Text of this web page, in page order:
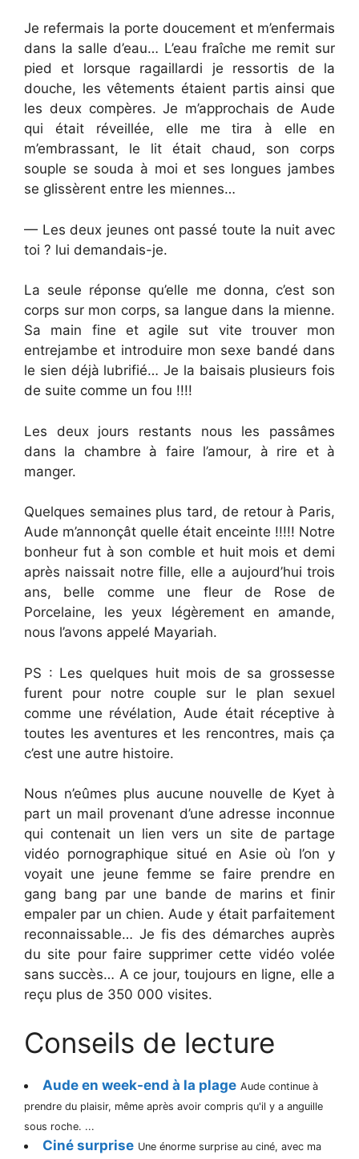
Je refermais la porte doucement et m’enfermais
dans la salle d’eau… L’eau fraîche me remit sur
pied et lorsque ragaillardi je ressortis de la
douche, les vêtements étaient partis ainsi que
les deux compères. Je m’approchais de Aude
qui était réveillée, elle me tira à elle en
m’embrassant, le lit était chaud, son corps
souple se souda à moi et ses longues jambes
se glissèrent entre les miennes…
— Les deux jeunes ont passé toute la nuit avec
toi ? lui demandais-je.
La seule réponse qu’elle me donna, c’est son
corps sur mon corps, sa langue dans la mienne.
Sa main fine et agile sut vite trouver mon
entrejambe et introduire mon sexe bandé dans
le sien déjà lubrifié… Je la baisais plusieurs fois
de suite comme un fou !!!!
Les deux jours restants nous les passâmes
dans la chambre à faire l’amour, à rire et à
manger.
Quelques semaines plus tard, de retour à Paris,
Aude m’annonçât quelle était enceinte !!!!! Notre
bonheur fut à son comble et huit mois et demi
après naissait notre fille, elle a aujourd’hui trois
ans, belle comme une fleur de Rose de
Porcelaine, les yeux légèrement en amande,
nous l’avons appelé Mayariah.
PS : Les quelques huit mois de sa grossesse
furent pour notre couple sur le plan sexuel
comme une révélation, Aude était réceptive à
toutes les aventures et les rencontres, mais ça
c’est une autre histoire.
Nous n’eûmes plus aucune nouvelle de Kyet à
part un mail provenant d’une adresse inconnue
qui contenait un lien vers un site de partage
vidéo pornographique situé en Asie où l’on y
voyait une jeune femme se faire prendre en
gang bang par une bande de marins et finir
empaler par un chien. Aude y était parfaitement
reconnaissable… Je fis des démarches auprès
du site pour faire supprimer cette vidéo volée
sans succès… A ce jour, toujours en ligne, elle a
reçu plus de 350 000 visites.
Conseils de lecture
Aude en week-end à la plage Aude continue à
prendre du plaisir, même après avoir compris qu'il y a anguille
sous roche. ...
Ciné surprise Une énorme surprise au ciné, avec ma